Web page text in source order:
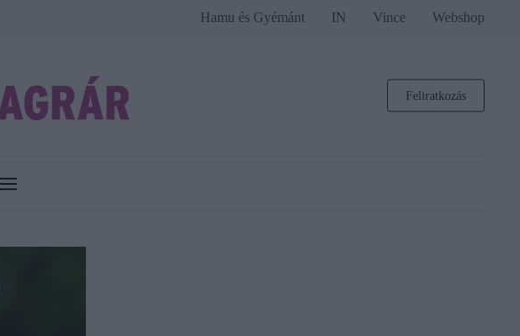
Hamu és Gyémánt IN Vince Webshop
Feliratkozás